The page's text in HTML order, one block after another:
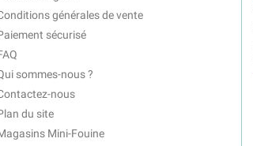
générales de vente
sécurisé
sommes-nous ?
nous
du site
Mini-Fouine